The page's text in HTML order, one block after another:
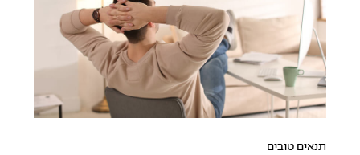
תנאים טובים